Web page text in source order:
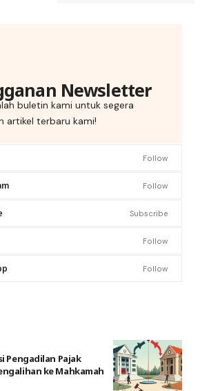
Newsletter
buletin kami untuk segera
artikel terbaru kami!
Follow
Follow
Subscribe
Follow
Follow
Pengadilan Pajak
ke Mahkamah